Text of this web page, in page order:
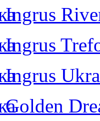
Ingrus
Ingrus
Ingrus
Golden